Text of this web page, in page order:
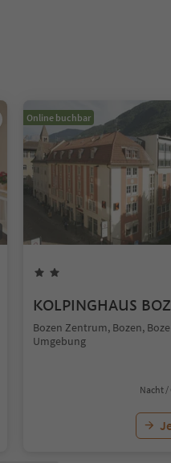
Online buchbar
KOLPINGHAUS
Bozen Zentrum, Bozen,
Umgebung
Nacht /